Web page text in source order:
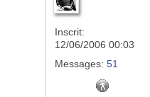
Inscrit:
12/06/2006 00:03
Messages: 51